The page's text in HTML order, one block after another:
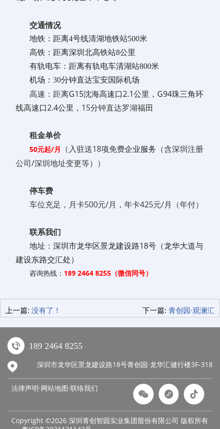
交通情况
地铁：距离4号线清湖地铁站500米
高铁：距离深圳北高铁站8公里
有轨电车：距离有轨电车清湖站800米
机场：30分钟直达宝安国际机场
高速：距离G15沈海高速口2.1公里，G94珠三角环
线高速口2.4公里， 15分钟直达罗湖福田
租金单价
50元起/月 （入驻送18项免费企业服务 （含深圳注册
公司/深圳地址变更等））
停车费
车位充足，月卡500元/月，年卡425元/月（年付）
联系我们
地址：深圳市龙华区景龙建设路18号（龙华大道与
建设东路交汇处）
咨询热线： 189 2464 8255（微信同号）
上一篇: 没有了！ 下一篇: 青创园·观澜汇
189 2464 8255
深圳市龙华区景龙建设路18号青创园·龙华汇健行楼3F-318
法律声明·网站地图·联络我们
Copyright ©2026 深圳青创智园实业集团股份有限公司 版权所有